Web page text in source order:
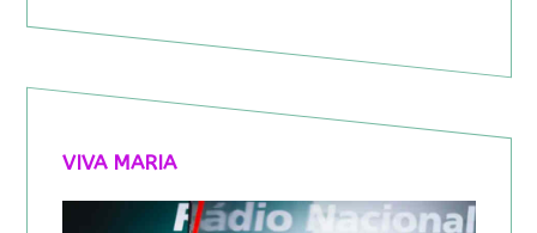
VIVA MARIA